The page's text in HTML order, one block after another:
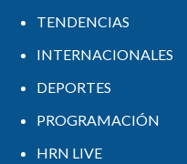
TENDENCIAS
INTERNACIONALES
DEPORTES
PROGRAMACIÓN
HRN LIVE